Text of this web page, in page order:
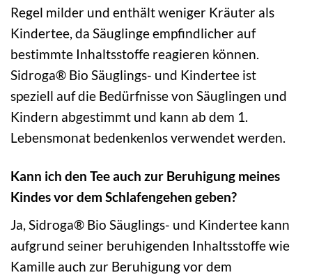
Regel milder und enthält weniger Kräuter als
Kindertee, da Säuglinge empfindlicher auf
bestimmte Inhaltsstoffe reagieren können.
Sidroga® Bio Säuglings- und Kindertee ist
speziell auf die Bedürfnisse von Säuglingen und
Kindern abgestimmt und kann ab dem 1.
Lebensmonat bedenkenlos verwendet werden.
Kann ich den Tee auch zur Beruhigung meines
Kindes vor dem Schlafengehen geben?
Ja, Sidroga® Bio Säuglings- und Kindertee kann
aufgrund seiner beruhigenden Inhaltsstoffe wie
Kamille auch zur Beruhigung vor dem